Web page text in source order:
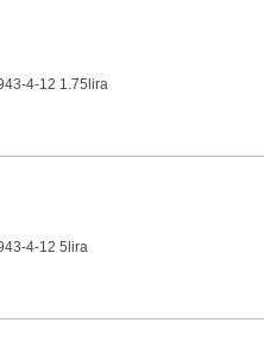
4-12 1.75lira
4-12 5lira